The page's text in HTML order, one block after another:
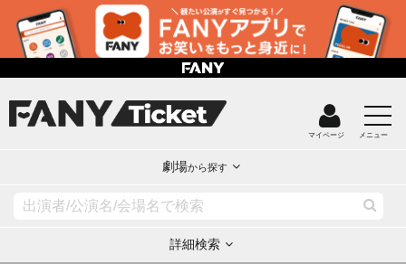
マイページ メニュー
劇場から探す
詳細検索